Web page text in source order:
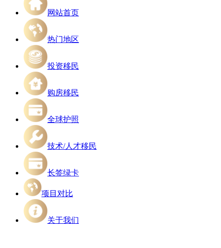
网站首页
热门地区
投资移民
购房移民
全球护照
技术/人才移民
长签绿卡
项目对比
关于我们